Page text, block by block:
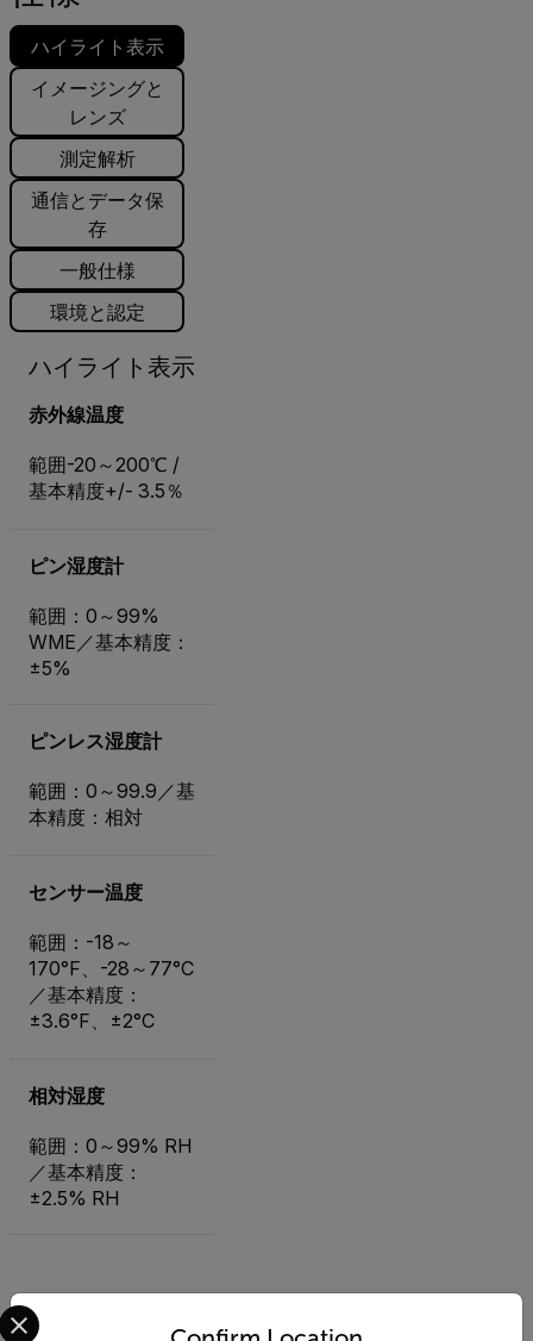
ハイライト表示
イメージングと
レンズ
測定解析
通信とデータ保
存
一般仕様
環境と認定
ハイライト表示
赤外線温度
範囲-20～200℃ /
基本精度+/- 3.5％
ピン湿度計
範囲：0～99%
WME／基本精度：
±5%
ピンレス湿度計
範囲：0～99.9／基
本精度：相対
センサー温度
範囲：-18～
170°F、-28～77°C
／基本精度：
±3.6°F、±2°C
相対湿度
範囲：0～99% RH
／基本精度：
±2.5% RH
Select your preferred country and language from the